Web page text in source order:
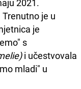
2021.
je u
je
s
i učestvovala
mladi" u